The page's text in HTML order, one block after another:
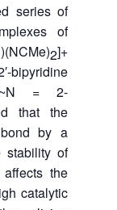
series of
of
2]+
bipyridine
= 2-
that the
by a
stability of
the
catalytic